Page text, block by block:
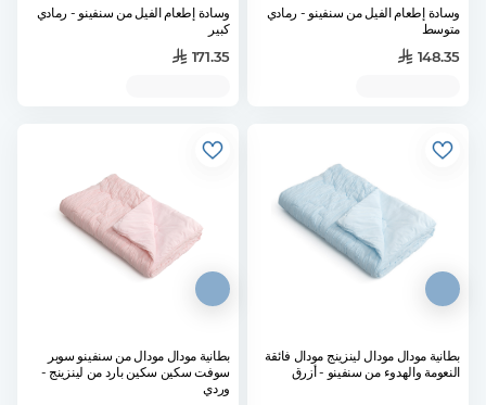
وسادة إطعام الفيل من سنفينو - رمادي
متوسط
148.35
وسادة إطعام الفيل من سنفينو - رمادي
كبير
171.35
بطانية مودال مودال لينزينج مودال فائقة
النعومة والهدوء من سنفينو - أزرق
بطانية مودال مودال من سنفينو سوبر
سوفت سكين سكين بارد من لينزينج -
وردي